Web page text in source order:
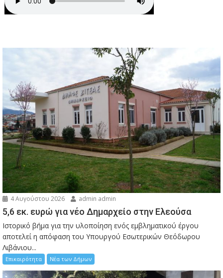
4 Αυγούστου 2026 admin admin
5,6 εκ. ευρώ για νέο Δημαρχείο στην Ελεούσα
Ιστορικό βήμα για την υλοποίηση ενός εμβληματικού έργου
αποτελεί η απόφαση του Υπουργού Εσωτερικών Θεόδωρου
Λιβάνιου...
Επικαιρότητα Νέα των Δήμων